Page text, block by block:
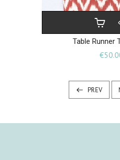
Table Runner
PREV